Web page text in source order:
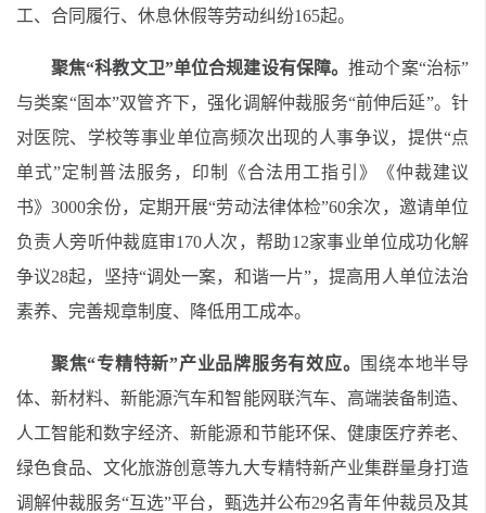
工、合同履行、休息休假等劳动纠纷165起。
聚焦“科教文卫”单位合规建设有保障。推动个案“治标”
与类案“固本”双管齐下，强化调解仲裁服务“前伸后延”。针
对医院、学校等事业单位高频次出现的人事争议，提供“点
单式”定制普法服务，印制《合法用工指引》《仲裁建议
书》3000余份，定期开展“劳动法律体检”60余次，邀请单位
负责人旁听仲裁庭审170人次，帮助12家事业单位成功化解
争议28起，坚持“调处一案，和谐一片”，提高用人单位法治
素养、完善规章制度、降低用工成本。
聚焦“专精特新”产业品牌服务有效应。
围绕本地半导
体、新材料、新能源汽车和智能网联汽车、高端装备制造、
人工智能和数字经济、新能源和节能环保、健康医疗养老、
绿色食品、文化旅游创意等九大专精特新产业集群量身打造
调解仲裁服务“互选”平台，甄选并公布29名青年仲裁员及其